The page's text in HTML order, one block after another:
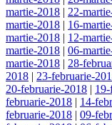
martie-2018 | 22-
martie-2018 | 16-
martie-2018 | 12-
martie-2018 | 06-
martie-2018 | 28-
2018 | 23-februarie-
20-februarie-2018 |
februarie-2018 | 14-
februarie-2018 | 09-